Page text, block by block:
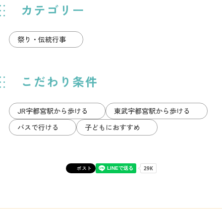
カテゴリー
祭り・伝統行事
こだわり条件
JR宇都宮駅から歩ける
東武宇都宮駅から歩ける
バスで行ける
子どもにおすすめ
ポスト